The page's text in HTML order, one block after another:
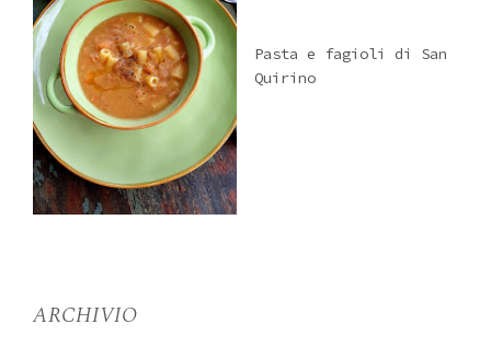
Pasta e fagioli di San
Quirino
ARCHIVIO